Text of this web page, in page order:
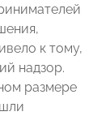
к тому,
надзор.
размере